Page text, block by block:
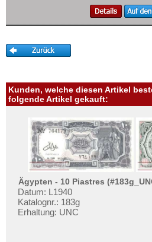
Zahlungsbedingungen
Widerrufsbelehrung
Liefer- und Versandkosten
AGB
Impressum
Kunden, welche diesen Artikel
folgende Artikel gekauft:
Ägypten - 10 Piastres
Datum: L1940
Katalognr.: 183g
Erhaltung: UNC